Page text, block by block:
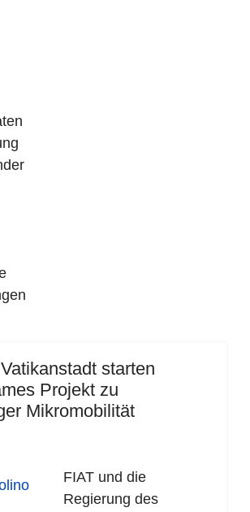
starten
Projekt zu
Mikromobilität
FIAT und die
Regierung des